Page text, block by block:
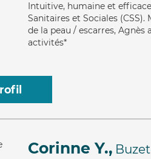
Intuitive, humaine et
Sanitaires et Sociales
de la peau / escarres, Agnès
activités*
Corinne Y.,